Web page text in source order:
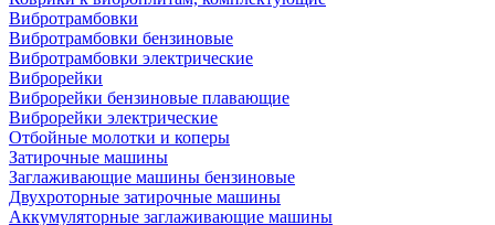
Вибротрамбовки
Вибротрамбовки бензиновые
Вибротрамбовки электрические
Виброрейки
Виброрейки бензиновые плавающие
Виброрейки электрические
Отбойные молотки и коперы
Затирочные машины
Заглаживающие машины бензиновые
Двухроторные затирочные машины
Аккумуляторные заглаживающие машины